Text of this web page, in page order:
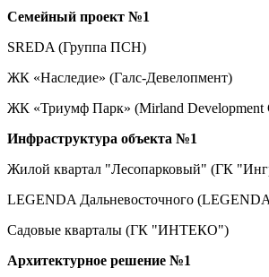
Семейный проект №1
SREDA (Группа ПСН)
ЖК «Наследие» (Галс-Девелопмент)
ЖК «Триумф Парк» (Mirland Development
Инфраструктура объекта №1
Жилой квартал "Лесопарковый" (ГК
LEGENDA Дальневосточного
Садовые кварталы (ГК "ИНТЕКО")
Архитектурное решение №1